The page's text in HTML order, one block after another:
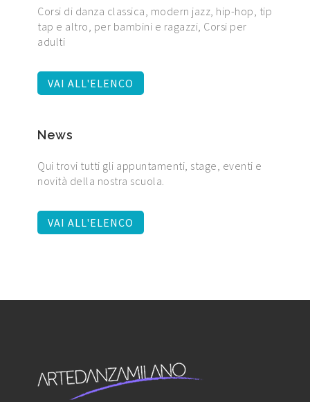
Corsi di danza classica, modern jazz, hip-hop, tip
tap e altro, per bambini e ragazzi, Corsi per
adulti
VAI ALL'ELENCO
News
Qui trovi tutti gli appuntamenti, stage, eventi e
novità della nostra scuola.
VAI ALL'ELENCO